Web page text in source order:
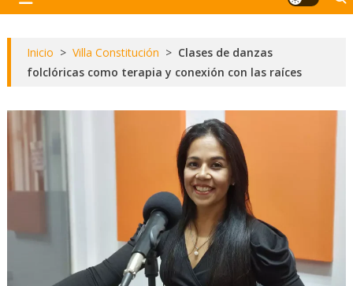
Inicio > Villa Constitución > Clases de danzas
folclóricas como terapia y conexión con las raíces